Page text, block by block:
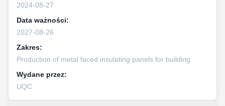
2024-08-27
Data ważności:
2027-08-26
Zakres:
Production of metal faced insulating panels for building
Wydane przez:
UQC